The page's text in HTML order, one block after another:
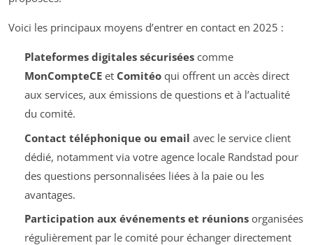
Voici les principaux moyens d’entrer en contact en 2025 :
Plateformes digitales sécuriséescomme
MonCompteCEet Comitéoqui offrent un accès direct
aux services, aux émissions de questions et à l’actualité
du comité.
Contact téléphonique ou email avec le service client
dédié, notamment via votre agence locale Randstad pour
des questions personnalisées liées à la paie ou les
avantages.
Participation aux événements et réunionsorganisées
régulièrement par le comité pour échanger directement